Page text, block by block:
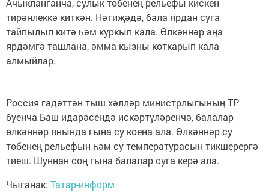
Ачыкланганча, сулык төбенең рельефы кискен
тирәнлеккә киткән. Нәтиҗәдә, бала ярдан суга
тайпылып китә һәм куркып кала. Өлкәннәр аңа
ярдәмгә ташлана, әмма кызны коткарып кала
алмыйлар.
Россия гадәттән тыш хәлләр министрлыгының ТР
буенча Баш идарәсендә искәртүләренчә, балалар
өлкәннәр янында гына су коена ала. Өлкәннәр су
төбенең рельефын һәм су температурасын тикшерергә
тиеш. Шуннан соң гына балалар суга керә ала.
Чыганак: Татар-информ